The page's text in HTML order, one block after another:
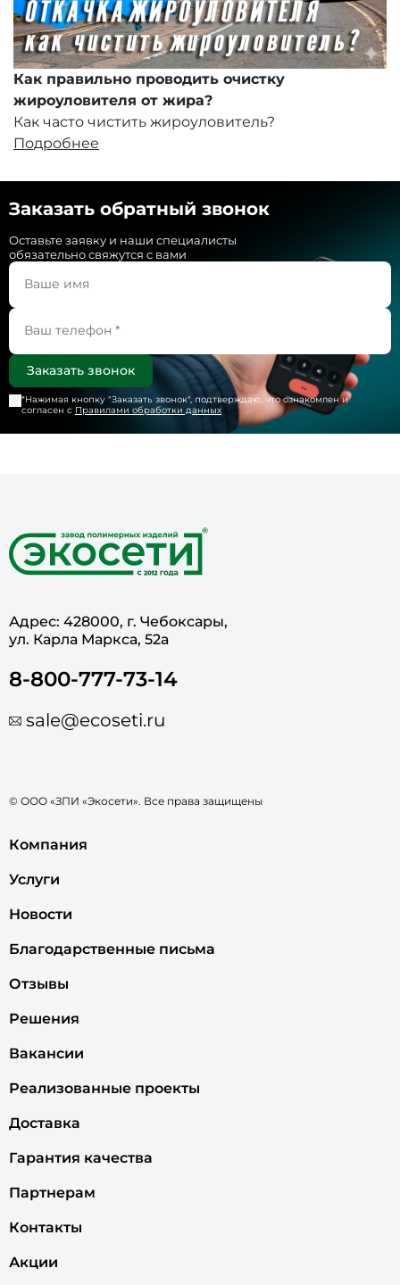
Как правильно проводить очистку
жироуловителя от жира?
Как часто чистить жироуловитель?
Подробнее
Заказать обратный звонок
Оставьте заявку и наши специалисты
обязательно свяжутся с вами
*Нажимая кнопку "Заказать звонок", подтверждаю, что ознакомлен и
согласен с Правилами обработки данных
Адрес: 428000, г. Чебоксары,
ул. Карла Маркса, 52а
8-800-777-73-14
sale@ecoseti.ru
© ООО «ЗПИ «Экосети». Все права защищены
Компания
Услуги
Новости
Благодарственные письма
Отзывы
Решения
Вакансии
Реализованные проекты
Доставка
Гарантия качества
Партнерам
Контакты
Акции